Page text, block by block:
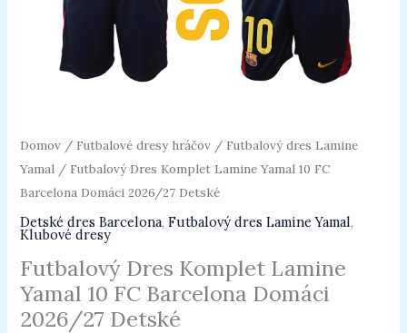
Domov / Futbalové dresy hráčov / Futbalový dres Lamine
Yamal / Futbalový Dres Komplet Lamine Yamal 10 FC
Barcelona Domáci 2026/27 Detské
Detské dres Barcelona,Futbalový dres Lamine Yamal,
Klubové dresy
Futbalový Dres Komplet Lamine
Yamal 10 FC Barcelona Domáci
2026/27 Detské
Detské